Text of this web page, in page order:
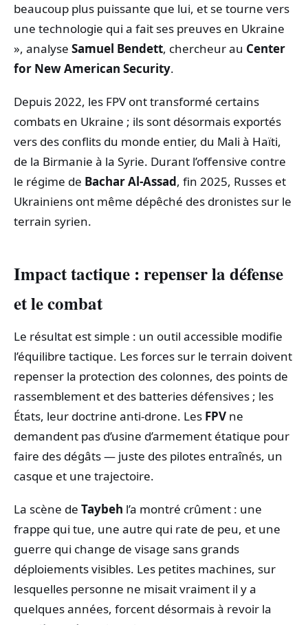
beaucoup plus puissante que lui, et se tourne vers
une technologie qui a fait ses preuves en Ukraine
», analyse Samuel Bendett, chercheur au Center
for New American Security.
Depuis 2022, les FPV ont transformé certains
combats en Ukraine ; ils sont désormais exportés
vers des conflits du monde entier, du Mali à Haïti,
de la Birmanie à la Syrie. Durant l’offensive contre
le régime de Bachar Al-Assad, fin 2025, Russes et
Ukrainiens ont même dépêché des dronistes sur le
terrain syrien.
Impact tactique : repenser la défense
et le combat
Le résultat est simple : un outil accessible modifie
l’équilibre tactique. Les forces sur le terrain doivent
repenser la protection des colonnes, des points de
rassemblement et des batteries défensives ; les
États, leur doctrine anti‑drone. Les FPV ne
demandent pas d’usine d’armement étatique pour
faire des dégâts — juste des pilotes entraînés, un
casque et une trajectoire.
La scène de Taybeh l’a montré crûment : une
frappe qui tue, une autre qui rate de peu, et une
guerre qui change de visage sans grands
déploiements visibles. Les petites machines, sur
lesquelles personne ne misait vraiment il y a
quelques années, forcent désormais à revoir la